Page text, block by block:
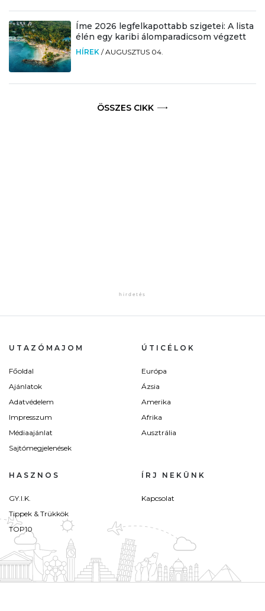
Íme 2026 legfelkapottabb szigetei: A lista
élén egy karibi álomparadicsom végzett
HÍREK /AUGUSZTUS 04.
ÖSSZES CIKK
UTAZÓMAJOM
Főoldal
Ajánlatok
Adatvédelem
Impresszum
Médiaajánlat
Sajtómegjelenések
ÚTICÉLOK
Európa
Ázsia
Amerika
Afrika
Ausztrália
HASZNOS
GY.I.K.
Tippek & Trükkök
TOP10
ÍRJ NEKÜNK
Kapcsolat